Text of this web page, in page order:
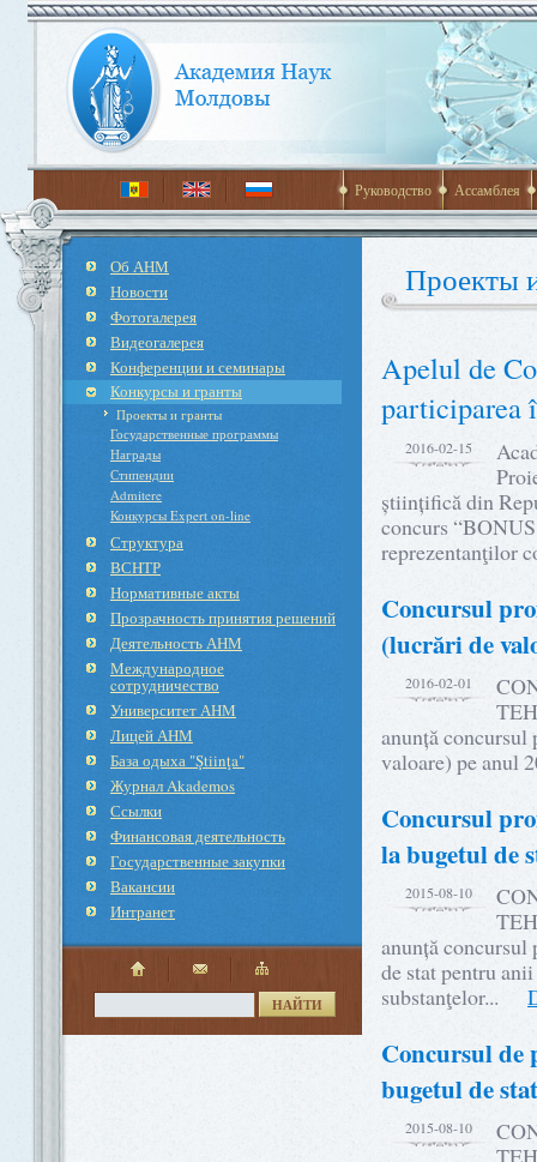
Руководство Ассамблея
Об АНМ
Новости
Фотогалерея
Видеогалерея
Конференции и семинары
Конкурсы и гранты
Проекты и гранты
Государственные программы
Награды
Стипендии
Admitere
Конкурсы Expert on-line
Структура
ВСНТР
Нормативные акты
Прозрачность принятия решений
Деятельность АНМ
Международное
cотрудничество
Университет АНМ
Лицей АНМ
База одыха "Ştiinţa"
Журнал Akademos
Ссылки
Финансовая деятельность
Государственные закупки
Вакансии
Интранет
НАЙТИ
Проекты
Apelul de
participarea
2016-02-15
științifică din
concurs
Concursul
(lucrări de
2016-02-01
anunță
valoare) pe
Concursul
la bugetul de
2015-08-10
anunță concursul
de stat pentru
substanţelor...
Concursul de
bugetul de
2015-08-10